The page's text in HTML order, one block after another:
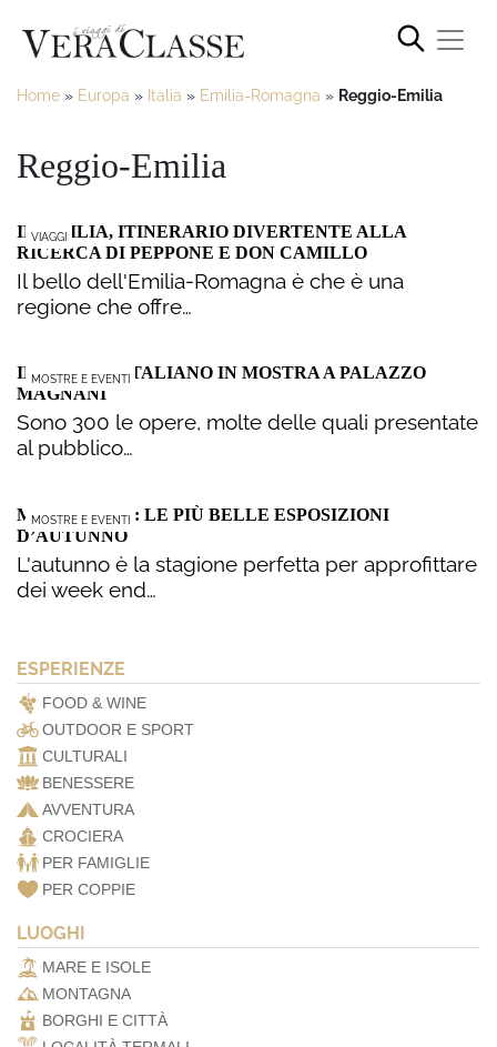
Home » Europa » Italia » Emilia-Romagna » Reggio-Emilia
Reggio-Emilia
VIAGGI
IN EMILIA, ITINERARIO DIVERTENTE ALLA
RICERCA DI PEPPONE E DON CAMILLO
Il bello dell'Emilia-Romagna è che è una
regione che offre…
MOSTRE E EVENTI
IL LIBERTY ITALIANO IN MOSTRA A PALAZZO
MAGNANI
Sono 300 le opere, molte delle quali presentate
al pubblico…
MOSTRE E EVENTI
MOSTRE 2016: LE PIÙ BELLE ESPOSIZIONI
D’AUTUNNO
L'autunno è la stagione perfetta per approfittare
dei week end…
ESPERIENZE
FOOD & WINE
OUTDOOR E SPORT
CULTURALI
BENESSERE
AVVENTURA
CROCIERA
PER FAMIGLIE
PER COPPIE
LUOGHI
MARE E ISOLE
MONTAGNA
BORGHI E CITTÀ